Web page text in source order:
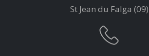
St Jean du Falga (09)